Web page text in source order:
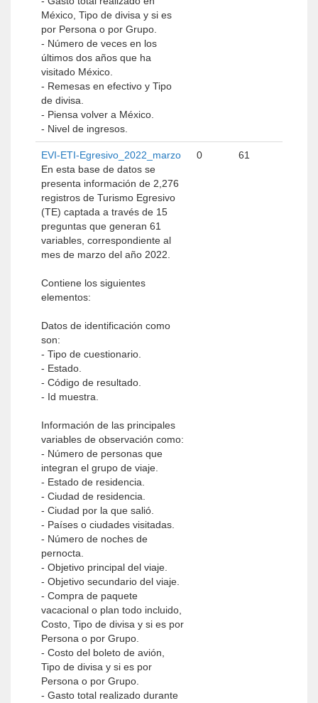
México, Tipo de divisa y si es
por Persona o por Grupo.
- Número de veces en los
últimos dos años que ha
visitado México.
- Remesas en efectivo y Tipo
de divisa.
- Piensa volver a México.
- Nivel de ingresos.
EVI-ETI-Egresivo_2022_marzo
En esta base de datos se
presenta información de 2,276
registros de Turismo Egresivo
(TE) captada a través de 15
preguntas que generan 61
variables, correspondiente al
mes de marzo del año 2022.
Contiene los siguientes
elementos:
Datos de identificación como
son:
- Tipo de cuestionario.
- Estado.
- Código de resultado.
- Id muestra.
Información de las principales
variables de observación como:
- Número de personas que
integran el grupo de viaje.
- Estado de residencia.
- Ciudad de residencia.
- Ciudad por la que salió.
- Países o ciudades visitadas.
- Número de noches de
pernocta.
- Objetivo principal del viaje.
- Objetivo secundario del viaje.
- Compra de paquete
vacacional o plan todo incluido,
Costo, Tipo de divisa y si es por
Persona o por Grupo.
- Costo del boleto de avión,
Tipo de divisa y si es por
Persona o por Grupo.
- Gasto total realizado durante
0 61